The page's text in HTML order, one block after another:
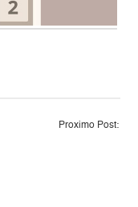
Proximo Post: